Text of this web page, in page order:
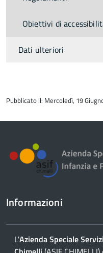
Obiettivi di
Dati ulteriori
del
Pubblicato il: Mercoledì, 19
Informazioni
L'Azienda Speciale